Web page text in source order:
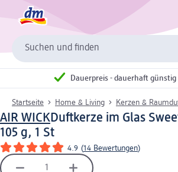
Suchen und finden
Dauerpreis - dauerhaft
Startseite Home & Living Kerzen &
AIR WICKDuftkerze im Glas
105 g, 1 St
4.9 (14 Bewertungen)